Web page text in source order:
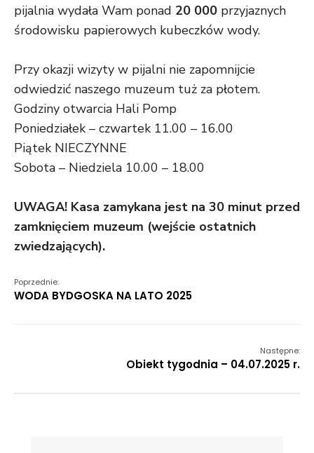
pijalnia wydała Wam ponad 20 000 przyjaznych
środowisku papierowych kubeczków wody.
Przy okazji wizyty w pijalni nie zapomnijcie
odwiedzić naszego muzeum tuż za płotem.
Godziny otwarcia Hali Pomp
Poniedziałek – czwartek 11.00 – 16.00
Piątek NIECZYNNE
Sobota – Niedziela 10.00 – 18.00
UWAGA! Kasa zamykana jest na 30 minut przed
zamknięciem muzeum (wejście ostatnich
zwiedzających).
Poprzednie:
WODA BYDGOSKA NA LATO 2025
Następne:
Obiekt tygodnia – 04.07.2025 r.